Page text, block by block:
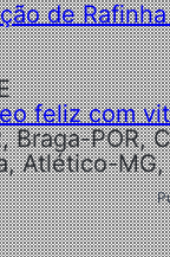
de
feliz com
Braga-
Atlético-